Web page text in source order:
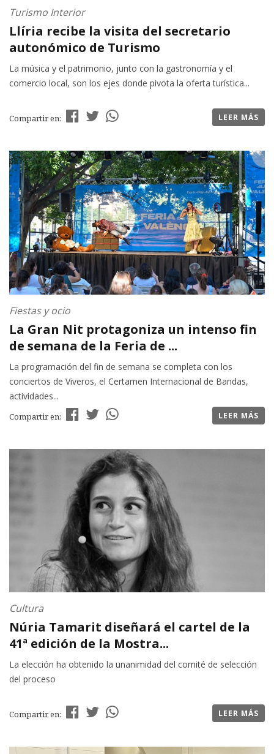
Turismo Interior
Llíria recibe la visita del secretario
autonómico de Turismo
La música y el patrimonio, junto con la gastronomía y el
comercio local, son los ejes donde pivota la oferta turística...
Compartir en: LEER MÁS
Fiestas y ocio
La Gran Nit protagoniza un intenso fin
de semana de la Feria de ...
La programación del fin de semana se completa con los
conciertos de Viveros, el Certamen Internacional de Bandas,
actividades...
Compartir en: LEER MÁS
Cultura
Núria Tamarit diseñará el cartel de la
41ª edición de la Mostra...
La elección ha obtenido la unanimidad del comité de selección
del proceso
Compartir en: LEER MÁS